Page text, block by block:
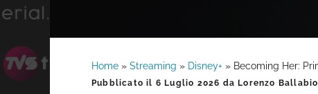
Home » Streaming » Disney+ » Becoming Her:
Pubblicato il 6 Luglio 2026 da Lorenzo Ballabio
Barra